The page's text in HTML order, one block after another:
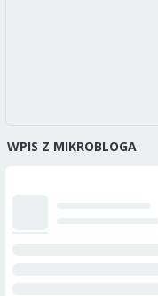
WPIS Z MIKROBLOGA